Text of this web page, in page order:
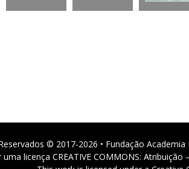
© 2017-2026 • Fundação
licença CREATIVE COMMONS: